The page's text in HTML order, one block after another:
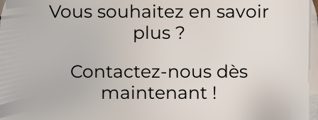
Vous souhaitez en savoir
plus ?
Contactez-nous dès
maintenant !